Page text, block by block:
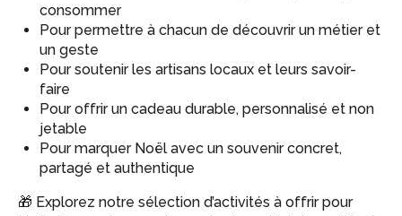
consommer
Pour permettre à chacun de découvrir un métier et
un geste
Pour soutenir les artisans locaux et leurs savoir-
faire
Pour offrir un cadeau durable, personnalisé et non
jetable
Pour marquer Noël avec un souvenir concret,
partagé et authentique
🎁 Explorez notre sélection d’activités à offrir pour